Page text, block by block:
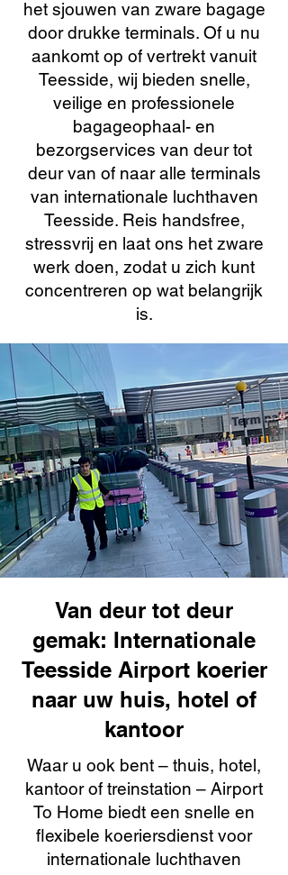
het sjouwen van zware bagage
door drukke terminals. Of u nu
aankomt op of vertrekt vanuit
Teesside, wij bieden snelle,
veilige en professionele
bagageophaal- en
bezorgservices van deur tot
deur van of naar alle terminals
van internationale luchthaven
Teesside. Reis handsfree,
stressvrij en laat ons het zware
werk doen, zodat u zich kunt
concentreren op wat belangrijk
is.
Van deur tot deur
gemak: Internationale
Teesside Airport koerier
naar uw huis, hotel of
kantoor
Waar u ook bent – thuis, hotel,
kantoor of treinstation – Airport
To Home biedt een snelle en
flexibele koeriersdienst voor
internationale luchthaven